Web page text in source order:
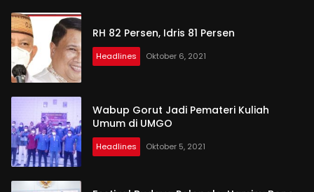
RH 82 Persen, Idris 81 Persen
Headlines Oktober 6, 2021
Wabup Gorut Jadi Pemateri Kuliah
Umum di UMGO
Headlines Oktober 5, 2021